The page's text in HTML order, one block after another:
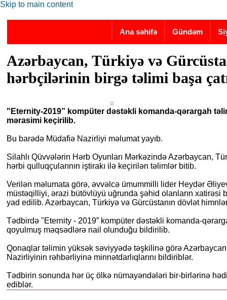
Skip to main content
Ana səhifə Gündəm
Azərbaycan, Türkiyə və
hərbçilərinin birgə təlimi başa
"Eternity-2019” kompüter dəstəkli komanda-qərargah
mərasimi keçirilib.
Bu barədə Müdafiə Nazirliyi məlumat yayıb.
Silahlı Qüvvələrin Hərb Oyunları Mərkəzində Azərbaycan,
hərbi qulluqçularının iştirakı ilə keçirilən təlimlər bitib.
Verilən məlumata görə, əvvəlcə ümummilli lider Heydər
müstəqilliyi, ərazi bütövlüyü uğrunda şəhid olanların xatirəsi
yad edilib. Azərbaycan, Türkiyə və Gürcüstanın dövlət
Tədbirdə "Eternity - 2019” kompüter dəstəkli komanda-
qoyulmuş məqsədlərə nail olunduğu bildirilib.
Qonaqlar təlimin yüksək səviyyədə təşkilinə görə
Nazirliyinin rəhbərliyinə minnətdarlıqlarını bildiriblər.
Tədbirin sonunda hər üç ölkə nümayəndələri bir-birlərinə
ediblər.